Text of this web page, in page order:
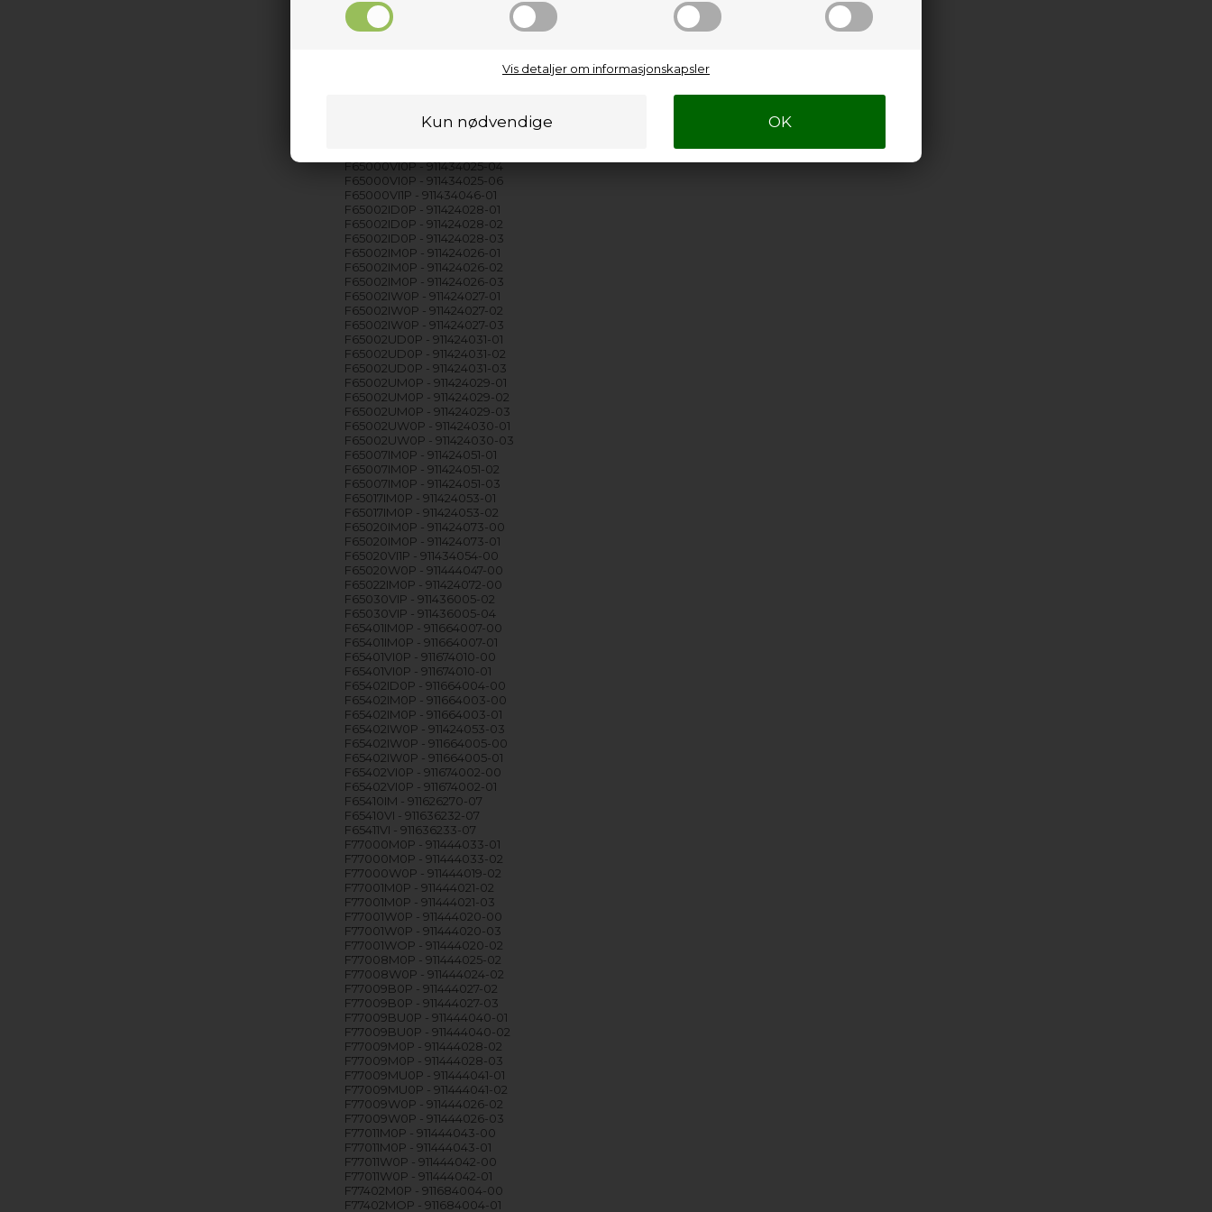
Vis detaljer om informasjonskapsler
F65000IW0P - 911424037-01
F65000IW0P - 911424037-02
F65000IW0P - 911424037-03
F65000VI0P - 911434023-02
F65000VI0P - 911434023-05
F65000VI0P - 911434025-04
F65000VI0P - 911434025-06
F65000VI1P - 911434046-01
F65002ID0P - 911424028-01
F65002ID0P - 911424028-02
F65002ID0P - 911424028-03
F65002IM0P - 911424026-01
F65002IM0P - 911424026-02
F65002IM0P - 911424026-03
F65002IW0P - 911424027-01
F65002IW0P - 911424027-02
F65002IW0P - 911424027-03
F65002UD0P - 911424031-01
F65002UD0P - 911424031-02
F65002UD0P - 911424031-03
F65002UM0P - 911424029-01
F65002UM0P - 911424029-02
F65002UM0P - 911424029-03
F65002UW0P - 911424030-01
F65002UW0P - 911424030-03
F65007IM0P - 911424051-01
F65007IM0P - 911424051-02
F65007IM0P - 911424051-03
F65017IM0P - 911424053-01
F65017IM0P - 911424053-02
F65020IM0P - 911424073-00
F65020IM0P - 911424073-01
F65020VI1P - 911434054-00
F65020W0P - 911444047-00
F65022IM0P - 911424072-00
F65030VIP - 911436005-02
F65030VIP - 911436005-04
F65401IM0P - 911664007-00
F65401IM0P - 911664007-01
F65401VI0P - 911674010-00
F65401VI0P - 911674010-01
F65402ID0P - 911664004-00
F65402IM0P - 911664003-00
F65402IM0P - 911664003-01
F65402IW0P - 911424053-03
F65402IW0P - 911664005-00
F65402IW0P - 911664005-01
F65402VI0P - 911674002-00
F65402VI0P - 911674002-01
F65410IM - 911626270-07
F65410VI - 911636232-07
F65411VI - 911636233-07
F77000M0P - 911444033-01
F77000M0P - 911444033-02
F77000W0P - 911444019-02
F77001M0P - 911444021-02
F77001M0P - 911444021-03
F77001W0P - 911444020-00
F77001W0P - 911444020-03
F77001WOP - 911444020-02
F77008M0P - 911444025-02
F77008W0P - 911444024-02
F77009B0P - 911444027-02
F77009B0P - 911444027-03
F77009BU0P - 911444040-01
F77009BU0P - 911444040-02
F77009M0P - 911444028-02
F77009M0P - 911444028-03
F77009MU0P - 911444041-01
F77009MU0P - 911444041-02
F77009W0P - 911444026-02
F77009W0P - 911444026-03
F77011M0P - 911444043-00
F77011M0P - 911444043-01
F77011W0P - 911444042-00
F77011W0P - 911444042-01
F77402M0P - 911684004-00
F77402MOP - 911684004-01